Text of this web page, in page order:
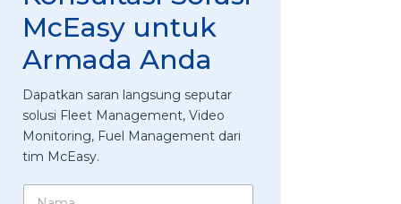
McEasy untuk
Armada Anda
Dapatkan saran langsung seputar
solusi Fleet Management, Video
Monitoring, Fuel Management dari
tim McEasy.
N